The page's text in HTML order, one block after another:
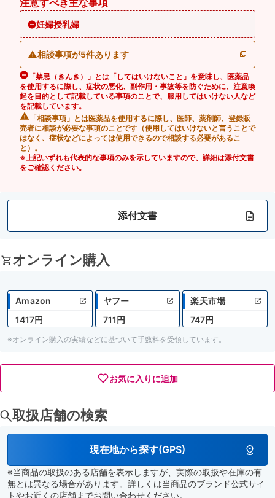
注意すべき主な事項
妊婦授乳婦
相談事項が5件あります
「禁忌（きんき）」とは「してはいけないこと」を意味し、医薬品
を使用するに際し、症状の悪化、副作用・事故等を防ぐために、注意喚
起を目的として記載している事項のことで、服用してはいけない人など
を記載しています。
「相談事項」とは医薬品を使用するに際し、医師、薬剤師、登録販
売者に相談が必要な事項のことです（使用してはいけないと言うことで
はなく、症状などによっては使用できるので相談する必要があるこ
と）。
※上記いずれも代表的な事項のみを示していますので、詳細は添付文書
をご確認ください。
添付文書
オンライン購入
Amazon
1417円
ヤフー
711円
楽天市場
747円
※オンライン購入の実績などに基づいて手数料を受領しています。
お気に入りに追加
取扱店舗の検索
現在地から探す(GPS)
※当商品の取扱のある店舗を表示しますが、実際の取扱や在庫の有
無とは異なる場合があります。詳しくは当商品のブランド公式サイ
トやお近くの店舗までお問い合わせください。